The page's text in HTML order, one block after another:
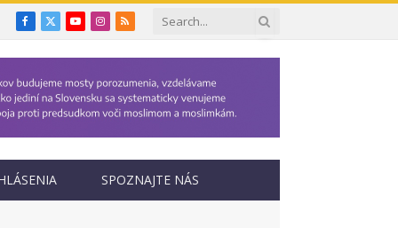
Facebook
X
YouTubeInstagram
RSS
SPOZNAJTE NÁS